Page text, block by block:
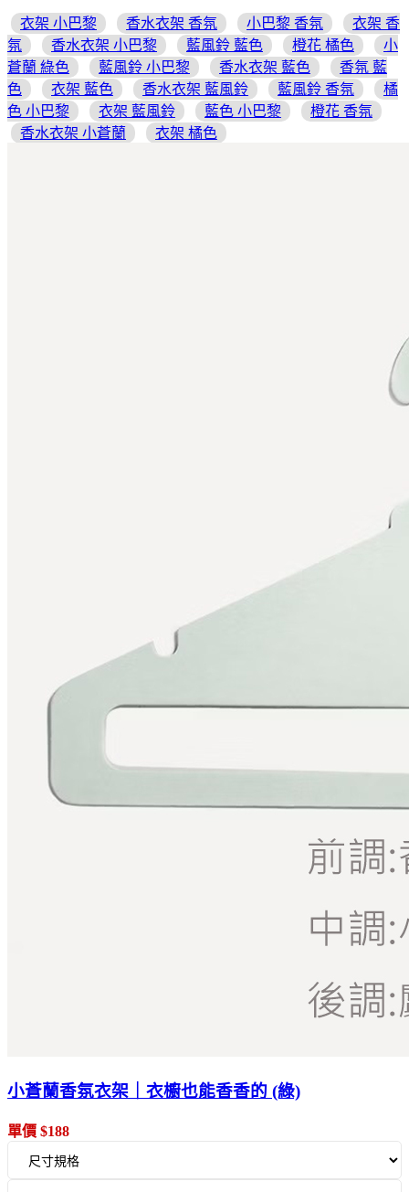
衣架 小巴黎 香水衣架 香氛 小巴黎 香氛
衣架 香
氛
香水衣架 小巴黎 藍風鈴 藍色 橙花 橘色
小
蒼蘭 綠色
藍風鈴 小巴黎 香水衣架 藍色
香氛 藍
色
衣架 藍色 香水衣架 藍風鈴 藍風鈴 香氛
橘
色 小巴黎
衣架 藍風鈴 藍色 小巴黎
橙花 香氛
香水衣架 小蒼蘭
衣架 橘色
小蒼蘭香氛衣架｜衣櫥也能香香的 (綠)
單價 $188